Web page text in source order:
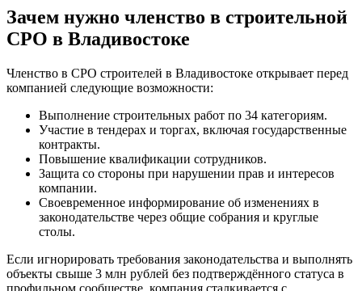
Зачем нужно членство в строительной
СРО в Владивостоке
Членство в СРО строителей в Владивостоке открывает перед
компанией следующие возможности:
Выполнение строительных работ по 34 категориям.
Участие в тендерах и торгах, включая государственные
контракты.
Повышение квалификации сотрудников.
Защита со стороны при нарушении прав и интересов
компании.
Своевременное информирование об изменениях в
законодательстве через общие собрания и круглые
столы.
Если игнорировать требования законодательства и выполнять
объекты свыше 3 млн рублей без подтверждённого статуса в